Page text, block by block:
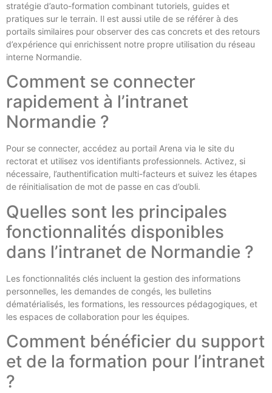
stratégie d’auto-formation combinant tutoriels, guides et
pratiques sur le terrain. Il est aussi utile de se référer à des
portails similaires pour observer des cas concrets et des retours
d’expérience qui enrichissent notre propre utilisation du réseau
interne Normandie.
Comment se connecter
rapidement à l’intranet
Normandie ?
Pour se connecter, accédez au portail Arena via le site du
rectorat et utilisez vos identifiants professionnels. Activez, si
nécessaire, l’authentification multi-facteurs et suivez les étapes
de réinitialisation de mot de passe en cas d’oubli.
Quelles sont les principales
fonctionnalités disponibles
dans l’intranet de Normandie ?
Les fonctionnalités clés incluent la gestion des informations
personnelles, les demandes de congés, les bulletins
dématérialisés, les formations, les ressources pédagogiques, et
les espaces de collaboration pour les équipes.
Comment bénéficier du support
et de la formation pour l’intranet
?